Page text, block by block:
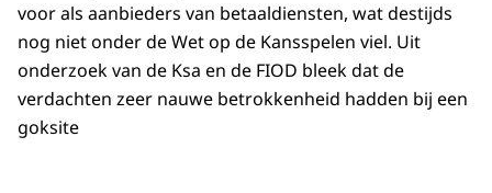
voor als aanbieders van betaaldiensten, wat destijds
nog niet onder de Wet op de Kansspelen viel. Uit
onderzoek van de Ksa en de FIOD bleek dat de
verdachten zeer nauwe betrokkenheid hadden bij een
goksite